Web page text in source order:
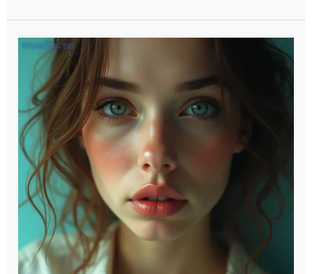
deja
de
ofrecer
almacenamiento
ilimitado
para
algunos
videos:
lo
debes
saber